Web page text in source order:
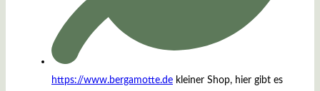
https://www.bergamotte.de kleiner Shop, hier gibt es